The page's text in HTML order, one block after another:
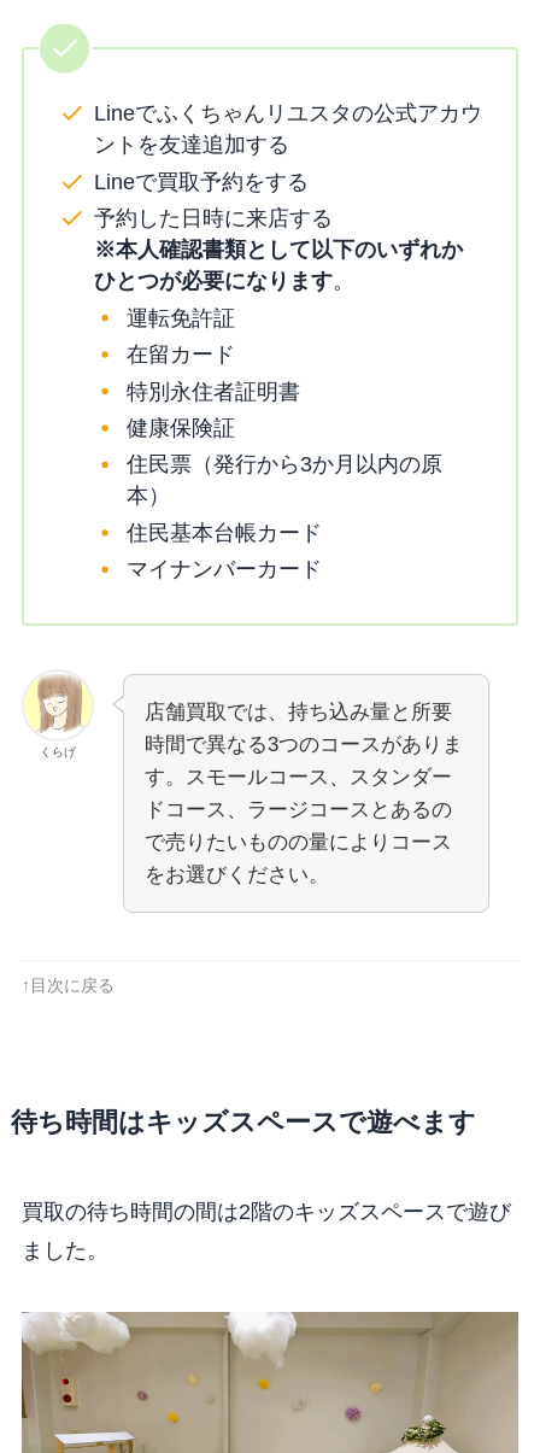
Lineでふくちゃんリユスタの公式アカウ
ントを友達追加する
Lineで買取予約をする
予約した日時に来店する
※本人確認書類として以下のいずれか
ひとつが必要になります。
運転免許証
在留カード
特別永住者証明書
健康保険証
住民票（発行から3か月以内の原
本）
住民基本台帳カード
マイナンバーカード
くらげ
店舗買取では、持ち込み量と所要
時間で異なる3つのコースがありま
す。スモールコース、スタンダー
ドコース、ラージコースとあるの
で売りたいものの量によりコース
をお選びください。
↑目次に戻る
待ち時間はキッズスペースで遊べます
買取の待ち時間の間は2階のキッズスペースで遊び
ました。